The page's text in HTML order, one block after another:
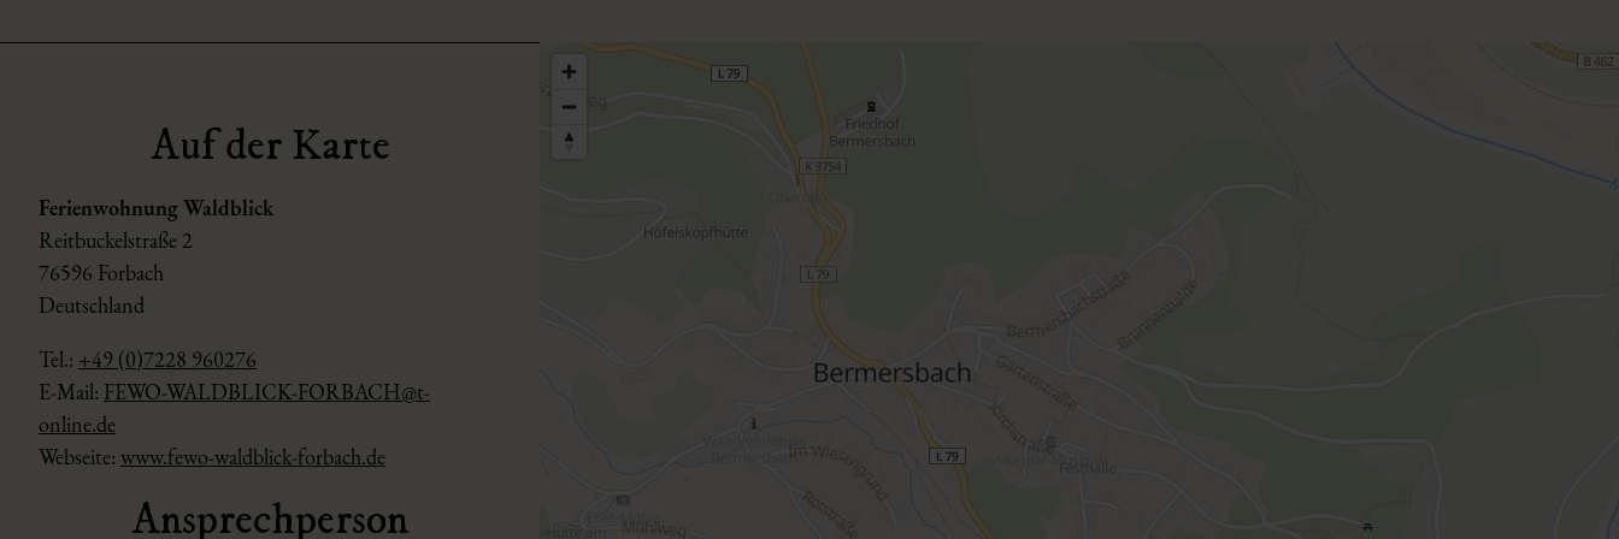
Auf der Karte
Ferienwohnung Waldblick
Reitbuckelstraße 2
76596 Forbach
Deutschland
Tel.: +49 (0)7228 960276
E-Mail: FEWO-WALDBLICK-FORBACH@t-
online.de
Webseite: www.fewo-waldblick-forbach.de
Ansprechperson